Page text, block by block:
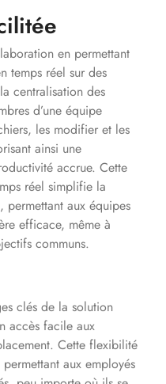
en permettant
temps réel sur des
centralisation des
d’une équipe
les modifier et les
ainsi une
accrue. Cette
réel simplifie la
aux équipes
efficace, même à
communs.
clés de la solution
accès facile aux
Cette flexibilité
aux employés